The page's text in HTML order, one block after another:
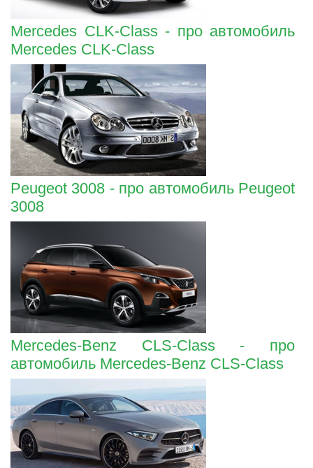
Mercedes CLK-Class - про автомобиль
Mercedes CLK-Class
Peugeot 3008 - про автомобиль Peugeot
3008
Mercedes-Benz CLS-Class - про
автомобиль Mercedes-Benz CLS-Class